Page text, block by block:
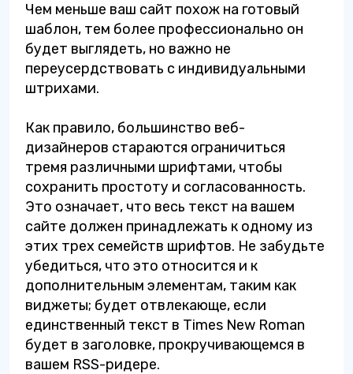
Чем меньше ваш сайт похож на готовый
шаблон, тем более профессионально он
будет выглядеть, но важно не
переусердствовать с индивидуальными
штрихами.
Как правило, большинство веб-
дизайнеров стараются ограничиться
тремя различными шрифтами, чтобы
сохранить простоту и согласованность.
Это означает, что весь текст на вашем
сайте должен принадлежать к одному из
этих трех семейств шрифтов. Не забудьте
убедиться, что это относится и к
дополнительным элементам, таким как
виджеты; будет отвлекающе, если
единственный текст в Times New Roman
будет в заголовке, прокручивающемся в
вашем RSS-ридере.